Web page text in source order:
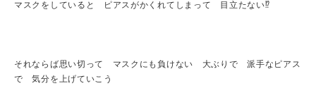
マスクをしていると ピアスがかくれてしまって 目立たない⁉︎
それならば思い切って マスクにも負けない 大ぶりで 派手なピアス
で 気分を上げていこう